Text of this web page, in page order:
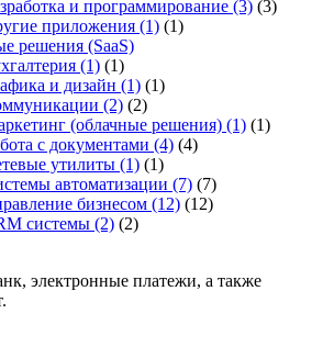
и программирование (3) (3)
приложения (1) (1)
решения (SaaS)
(1) (1)
и дизайн (1) (1)
(2) (2)
(облачные решения) (1) (1)
с документами (4) (4)
утилиты (1) (1)
автоматизации (7) (7)
бизнесом (12) (12)
системы (2) (2)
электронные платежи, а также